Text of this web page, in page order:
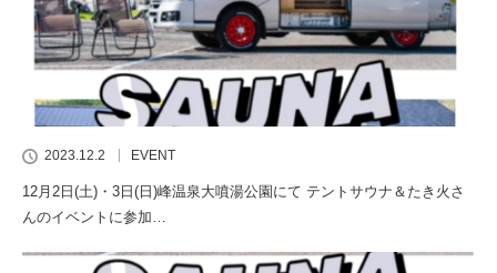
2023.12.2 EVENT
12月2日(土)・3日(日)峰温泉大噴湯公園にて テントサウナ＆たき火さ
んのイベントに参加…